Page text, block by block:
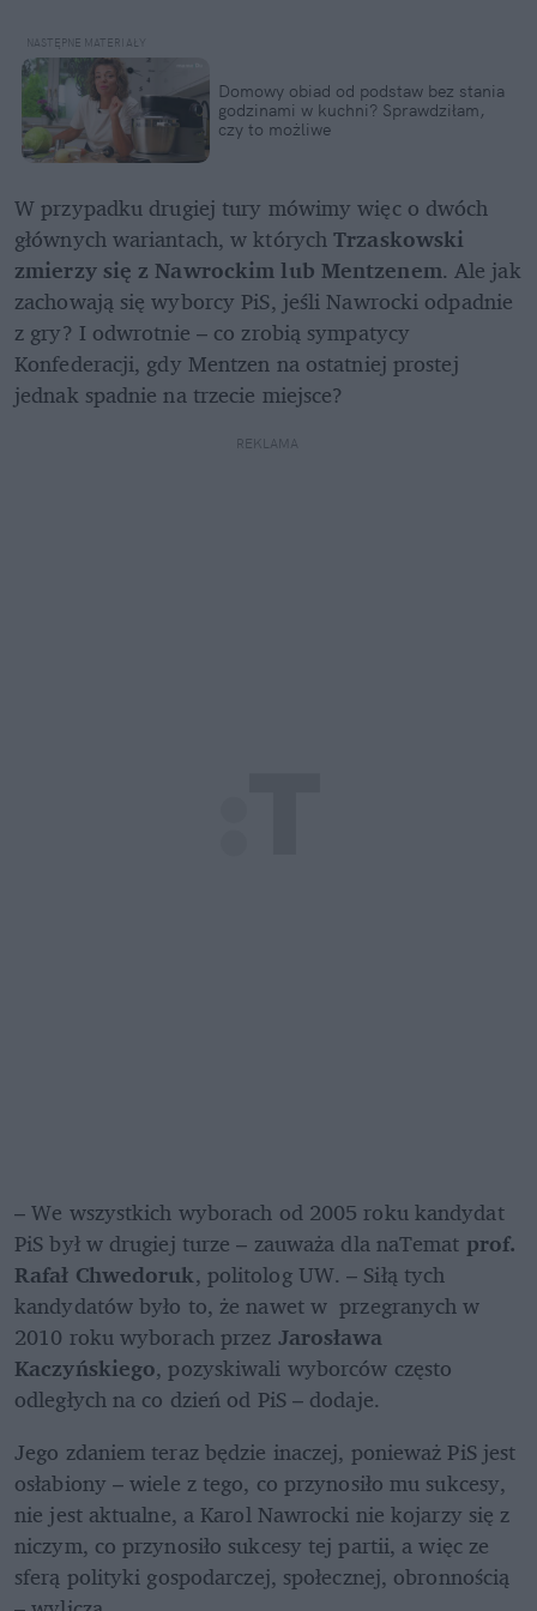
Domowy obiad od podstaw bez stania
godzinami w kuchni? Sprawdziłam,
czy to możliwe
W przypadku drugiej tury mówimy więc o dwóch
głównych wariantach, w których Trzaskowski
zmierzy się z Nawrockim lub Mentzenem. Ale jak
zachowają się wyborcy PiS, jeśli Nawrocki odpadnie
z gry? I odwrotnie – co zrobią sympatycy
Konfederacji, gdy Mentzen na ostatniej prostej
jednak spadnie na trzecie miejsce?
REKLAMA
– We wszystkich wyborach od 2005 roku kandydat
PiS był w drugiej turze – zauważa dla naTemat prof.
Rafał Chwedoruk, politolog UW. – Siłą tych
kandydatów było to, że nawet w  przegranych w
2010 roku wyborach przez Jarosława
Kaczyńskiego, pozyskiwali wyborców często
odległych na co dzień od PiS – dodaje.
Jego zdaniem teraz będzie inaczej, ponieważ PiS jest
osłabiony – wiele z tego, co przynosiło mu sukcesy,
nie jest aktualne, a Karol Nawrocki nie kojarzy się z
niczym, co przynosiło sukcesy tej partii, a więc ze
sferą polityki gospodarczej, społecznej, obronnością